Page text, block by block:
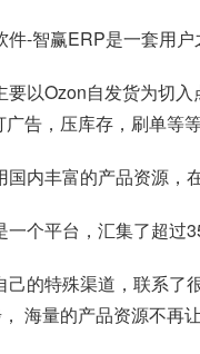
-智赢ERP是一套用
以Ozon自发货为切
告，压库存，刷单等
内丰富的产品资源，
个平台，汇集了超过
的特殊渠道，联系
海量的产品资源不再